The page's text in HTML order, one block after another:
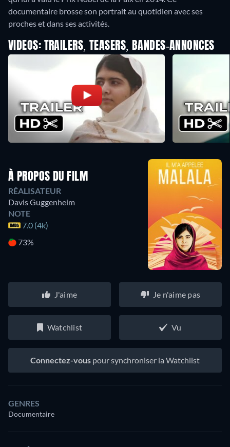
documentaire brosse son portrait au quotidien avec ses
proches et dans ses activités.
VIDEOS: TRAILERS, TEASERS, BANDES-ANNONCES
À PROPOS DU FILM
RÉALISATEUR
Davis Guggenheim
NOTE
7.0 (4k)
73%
J'aime Je n'aime pas
Watchlist Vu
Connectez-vous pour synchroniser la Watchlist
GENRES
Documentaire